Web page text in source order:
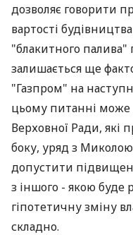
дозволяє говорити
вартості
"блакитного
залишається ще
"Газпром" на
цьому питанні може
Верховної Ради, які
боку, уряд з
допустити
з іншого - якою буде
гіпотетичну зміну
складно.